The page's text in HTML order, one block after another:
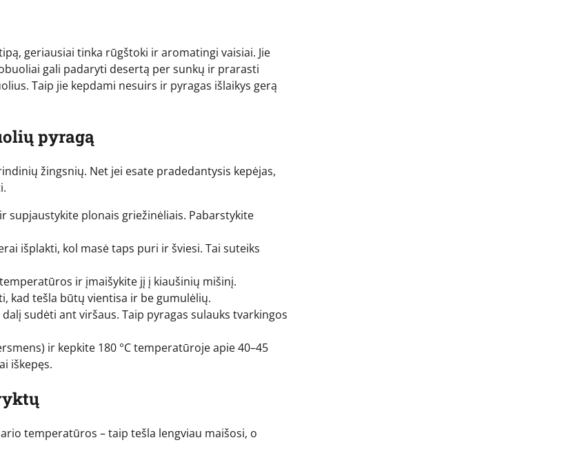
geriausiai tinka rūgštoki ir aromatingi vaisiai. Jie
gali padaryti desertą per sunkų ir prarasti
Taip jie kepdami nesuirs ir pyragas išlaikys gerą
pyragą
žingsnių. Net jei esate pradedantysis kepėjas,
supjaustykite plonais griežinėliais. Pabarstykite
išplakti, kol masė taps puri ir šviesi. Tai suteiks
ir įmaišykite jį į kiaušinių mišinį.
kad tešla būtų vientisa ir be gumulėlių.
sudėti ant viršaus. Taip pyragas sulauks tvarkingos
ir kepkite 180 °C temperatūroje apie 40–45
iškepęs.
temperatūros – taip tešla lengviau maišosi, o